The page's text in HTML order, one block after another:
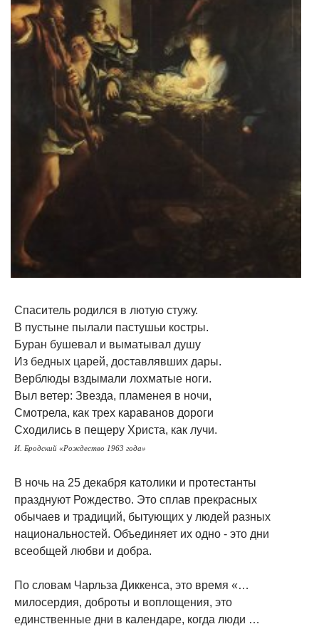
Спаситель родился в лютую стужу.
В пустыне пылали пастушьи костры.
Буран бушевал и выматывал душу
Из бедных царей, доставлявших дары.
Верблюды вздымали лохматые ноги.
Выл ветер: Звезда, пламенея в ночи,
Смотрела, как трех караванов дороги
Сходились в пещеру Христа, как лучи.
И. Бродский «Рождество 1963 года»
В ночь на 25 декабря католики и протестанты
празднуют Рождество. Это сплав прекрасных
обычаев и традиций, бытующих у людей разных
национальностей. Объединяет их одно - это дни
всеобщей любви и добра.
По словам Чарльза Диккенса, это время «…
милосердия, доброты и воплощения, это
единственные дни в календаре, когда люди …